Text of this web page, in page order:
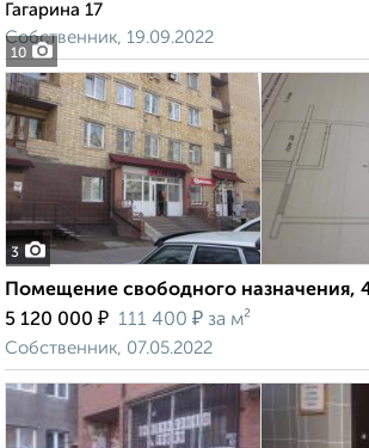
10
Гагарина 17
Собственник, 19.09.2022
3
Помещение свободного назначения,
5 120 000 ₽ 111 400 ₽ за м²
Собственник, 07.05.2022